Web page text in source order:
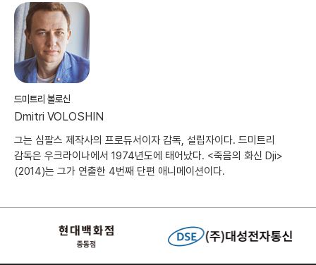
드미트리 볼로신
Dmitri VOLOSHIN
그는 심팔스 제작사의 프로듀서이자 감독, 설립자이다. 드미트리
감독은 우크라이나에서 1974년도에 태어났다. <죽음의 화신 Dji>
(2014)는 그가 연출한 4번째 단편 애니메이션이다.